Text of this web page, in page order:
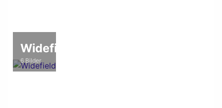
Widefield
6 Bilder